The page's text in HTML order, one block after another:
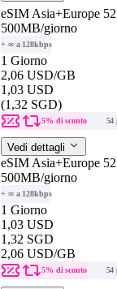
eSIM Asia+Europe
500MB/giorno
+ ∞ a 128kbps
1 Giorno
2,06 USD/GB
1,03 USD
(1,32 SGD)
5% di sconto
54
Vedi dettagli
eSIM Asia+Europe
500MB/giorno
+ ∞ a 128kbps
1 Giorno
1,03 USD
1,32 SGD
2,06 USD/GB
5% di sconto
54